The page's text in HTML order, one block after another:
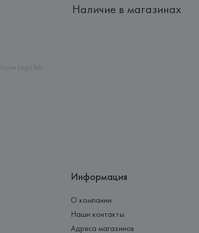
Адрес: Республика Беларусь,
Наличие в магазинах
Logo Rib
Информация
О компании
Наши контакты
Адреса магазинов